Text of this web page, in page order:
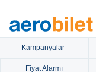
Kampanyalar
Fiyat Alarmı